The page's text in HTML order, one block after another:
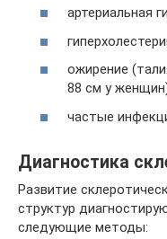
артериальная
ожирение
88 см у
частые
Диагностика
Развитие
структур
следующие методы: